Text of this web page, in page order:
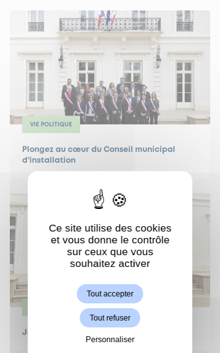
VIE POLITIQUE
Plongez au cœur du Conseil municipal
d’installation
Jeanne Bécart, réélue Maire de Garches
ShareThis est désactivé.
Ce site utilise des cookies
et vous donne le contrôle
sur ceux que vous
souhaitez activer
Tout accepter
Tout refuser
Personnaliser